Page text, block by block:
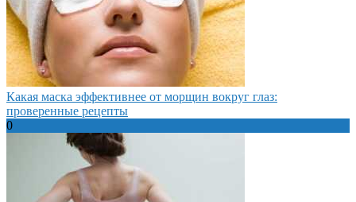
Какая маска эффективнее от морщин вокруг глаз:
проверенные рецепты
0